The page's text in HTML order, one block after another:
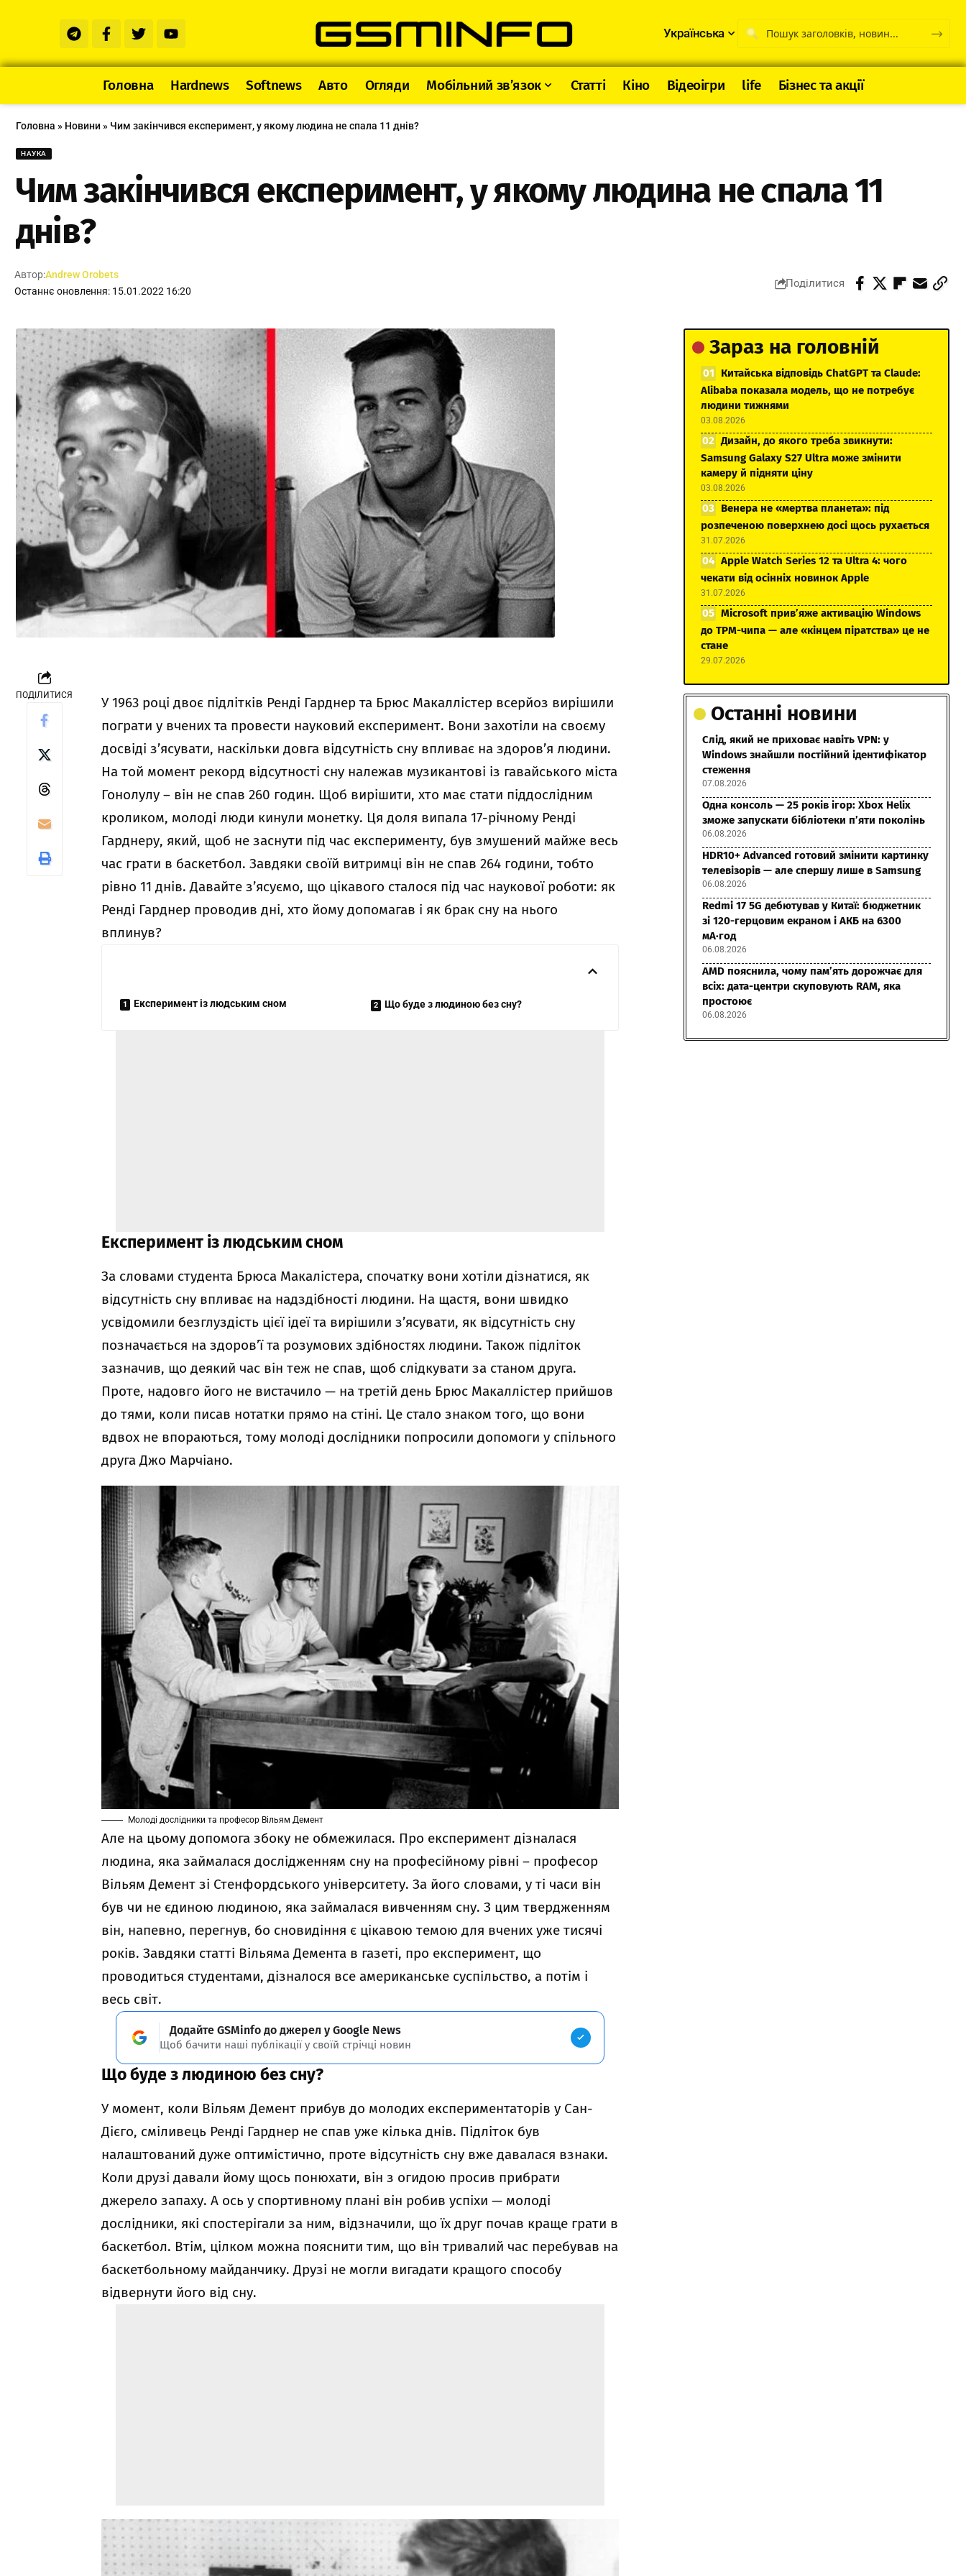
Українська
Головна Hardnews Softnews Авто Огляди Мобільний зв’язок Статті Кіно Відеоігри life Бізнес та акції
Головна » Новини» Чим закінчився експеримент, у якому людина не спала 11 днів?
НАУКА
Чим закінчився експеримент, у якому людина не спала 11
днів?
Останнє оновлення: 15.01.2022 16:20
Автор:Andrew Orobets
Поділитися
ПОДІЛИТИСЯ
У 1963 році двоє підлітків Ренді Гарднер та Брюс Макаллістер всерйоз вирішили
пограти у вчених та провести науковий експеримент. Вони захотіли на своєму
досвіді з’ясувати, наскільки довга відсутність сну впливає на здоров’я людини.
На той момент рекорд відсутності сну належав музикантові із гавайського міста
Гонолулу – він не спав 260 годин. Щоб вирішити, хто має стати піддослідним
кроликом, молоді люди кинули монетку. Ця доля випала 17-річному Ренді
Гарднеру, який, щоб не заснути під час експерименту, був змушений майже весь
час грати в баскетбол. Завдяки своїй витримці він не спав 264 години, тобто
рівно 11 днів. Давайте з’ясуємо, що цікавого сталося під час наукової роботи: як
Ренді Гарднер проводив дні, хто йому допомагав і як брак сну на нього
вплинув?
Експеримент із людським сном Що буде з людиною без сну?
Експеримент із людським сном
За словами студента Брюса Макалістера, спочатку вони хотіли дізнатися, як
відсутність сну впливає на надздібності людини. На щастя, вони швидко
усвідомили безглуздість цієї ідеї та вирішили з’ясувати, як відсутність сну
позначається на здоров’ї та розумових здібностях людини. Також підліток
зазначив, що деякий час він теж не спав, щоб слідкувати за станом друга.
Проте, надовго його не вистачило — на третій день Брюс Макаллістер прийшов
до тями, коли писав нотатки прямо на стіні. Це стало знаком того, що вони
вдвох не впораються, тому молоді дослідники попросили допомоги у спільного
друга Джо Марчіано.
Молоді дослідники та професор Вільям Демент
Але на цьому допомога збоку не обмежилася. Про експеримент дізналася
людина, яка займалася дослідженням сну на професійному рівні – професор
Вільям Демент зі Стенфордського університету. За його словами, у ті часи він
був чи не єдиною людиною, яка займалася вивченням сну. З цим твердженням
він, напевно, перегнув, бо сновидіння є цікавою темою для вчених уже тисячі
років. Завдяки статті Вільяма Демента в газеті, про експеримент, що
проводиться студентами, дізналося все американське суспільство, а потім і
весь світ.
Додайте GSMinfo до джерел у Google News
Щоб бачити наші публікації у своїй стрічці новин
Що буде з людиною без сну?
У момент, коли Вільям Демент прибув до молодих експериментаторів у Сан-
Дієго, сміливець Ренді Гарднер не спав уже кілька днів. Підліток був
налаштований дуже оптимістично, проте відсутність сну вже давалася взнаки.
Коли друзі давали йому щось понюхати, він з огидою просив прибрати
джерело запаху. А ось у спортивному плані він робив успіхи — молоді
дослідники, які спостерігали за ним, відзначили, що їх друг почав краще грати в
баскетбол. Втім, цілком можна пояснити тим, що він тривалий час перебував на
баскетбольному майданчику. Друзі не могли вигадати кращого способу
відвернути його від сну.
Зараз на головній
Китайська відповідь ChatGPT та Claude:
Alibaba показала модель, що не потребує
людини тижнями
03.08.2026
Дизайн, до якого треба звикнути:
Samsung Galaxy S27 Ultra може змінити
камеру й підняти ціну
03.08.2026
Венера не «мертва планета»: під
розпеченою поверхнею досі щось рухається
31.07.2026
Apple Watch Series 12 та Ultra 4: чого
чекати від осінніх новинок Apple
31.07.2026
Microsoft прив’яже активацію Windows
до TPM-чипа — але «кінцем піратства» це не
стане
29.07.2026
Останні новини
Слід, який не приховає навіть VPN: у
Windows знайшли постійний ідентифікатор
стеження
07.08.2026
Одна консоль — 25 років ігор: Xbox Helix
зможе запускати бібліотеки п’яти поколінь
06.08.2026
HDR10+ Advanced готовий змінити картинку
телевізорів — але спершу лише в Samsung
06.08.2026
Redmi 17 5G дебютував у Китаї: бюджетник
зі 120-герцовим екраном і АКБ на 6300
мА·год
06.08.2026
AMD пояснила, чому пам’ять дорожчає для
всіх: дата-центри скуповують RAM, яка
простоює
06.08.2026